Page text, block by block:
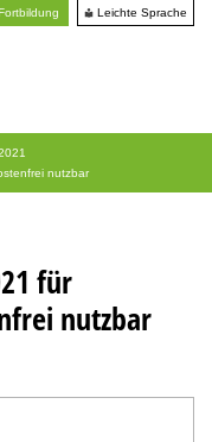
Leichte Sprache
nutzbar
für
nutzbar